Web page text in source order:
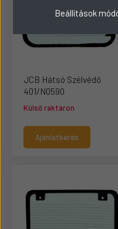
JCB Hátsó Szélvédő
401/N0590
Külső raktáron
Ajánlatkérés
Beállítások